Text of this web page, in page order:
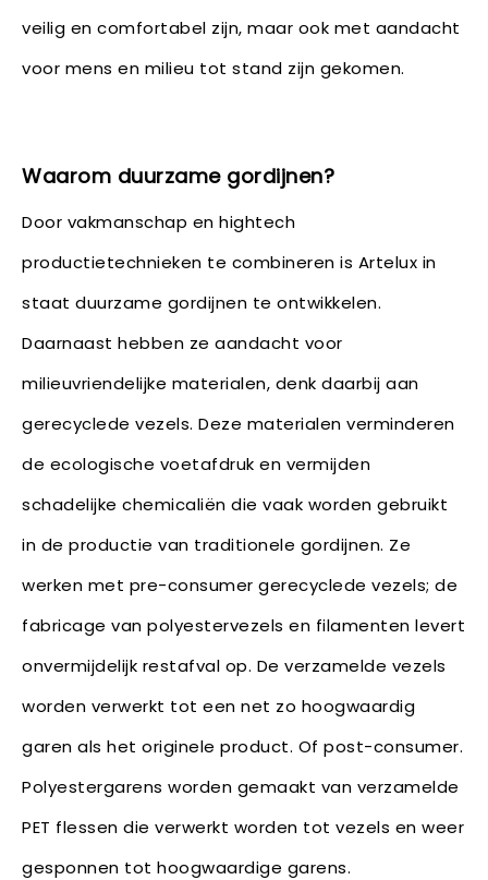
veilig en comfortabel zijn, maar ook met aandacht
voor mens en milieu tot stand zijn gekomen.
Waarom duurzame gordijnen?
Door vakmanschap en hightech
productietechnieken te combineren is Artelux in
staat duurzame gordijnen te ontwikkelen.
Daarnaast hebben ze aandacht voor
milieuvriendelijke materialen, denk daarbij aan
gerecyclede vezels. Deze materialen verminderen
de ecologische voetafdruk en vermijden
schadelijke chemicaliën die vaak worden gebruikt
in de productie van traditionele gordijnen. Ze
werken met pre-consumer gerecyclede vezels; de
fabricage van polyestervezels en filamenten levert
onvermijdelijk restafval op. De verzamelde vezels
worden verwerkt tot een net zo hoogwaardig
garen als het originele product. Of post-consumer.
Polyestergarens worden gemaakt van verzamelde
PET flessen die verwerkt worden tot vezels en weer
gesponnen tot hoogwaardige garens.